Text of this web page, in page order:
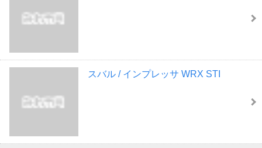
スバル / インプレッサ WRX STI